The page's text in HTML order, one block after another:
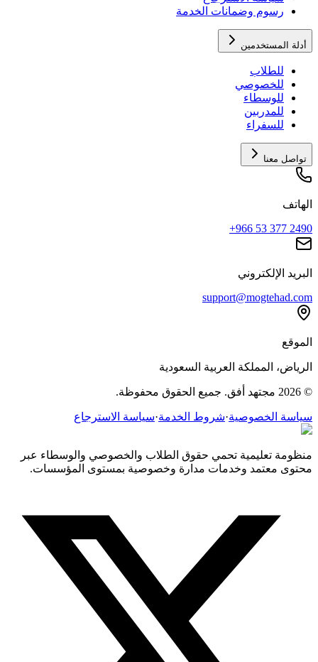
رسوم وضمانات الخدمة
أدلة المستخدمين
للطلاب
للخصوصي
للوسطاء
للمدربين
للسفراء
تواصل معنا
الهاتف
+966 53 377 2490
البريد الإلكتروني
support@mogtehad.com
الموقع
الرياض، المملكة العربية السعودية
© 2026 مجتهد أفق. جميع الحقوق محفوظة.
سياسة الخصوصية·شروط الخدمة·سياسة الاسترجاع
منظومة تعليمية تحمي حقوق الطلاب والخصوصي والوسطاء عبر
محتوى معتمد وخدمات مدارة وخصوصية بمستوى المؤسسات.